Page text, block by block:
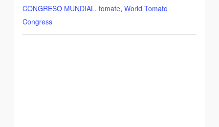
CONGRESO MUNDIAL,tomate,World Tomato
Congress